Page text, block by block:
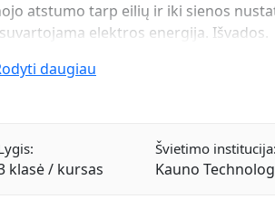
atstumo tarp eilių ir iki sienos
elektros energija. Išvados.
daugiau
klasė / kursas
Švietimo institucija:
Kauno